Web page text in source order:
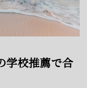
学校推薦で合